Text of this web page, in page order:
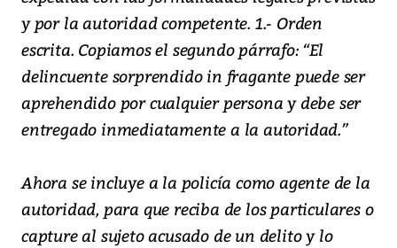
y por la autoridad competente. 1.- Orden
escrita. Copiamos el segundo párrafo: “El
delincuente sorprendido in fragante puede ser
aprehendido por cualquier persona y debe ser
entregado inmediatamente a la autoridad.”
Ahora se incluye a la policía como agente de la
autoridad, para que reciba de los particulares o
capture al sujeto acusado de un delito y lo